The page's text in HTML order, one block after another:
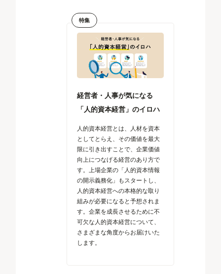
特集
経営者・人事が気になる
「人的資本経営」のイロハ
人的資本経営とは、人材を資本
としてとらえ、その価値を最大
限に引き出すことで、企業価値
向上につなげる経営のあり方で
す。上場企業の「人的資本情報
の開示義務化」もスタートし、
人的資本経営への本格的な取り
組みが必要になると予想されま
す。企業を成長させるために不
可欠な人的資本経営について、
さまざまな角度からお届けいた
します。